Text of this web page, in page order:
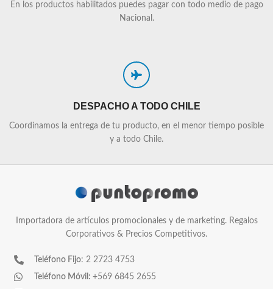
En los productos habilitados puedes pagar con todo medio de pago
Nacional.
DESPACHO A TODO CHILE
Coordinamos la entrega de tu producto, en el menor tiempo posible
y a todo Chile.
Importadora de artículos promocionales y de marketing. Regalos
Corporativos & Precios Competitivos.
Teléfono Fijo: 2 2723 4753
Teléfono Móvil: +569 6845 2655